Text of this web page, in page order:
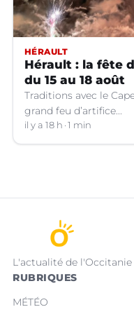
HÉRAULT
Hérault : la fête
du 15 au 18 août
Traditions avec le
grand feu d’artifice...
il y a 18 h 1 min
L'actualité de
RUBRIQUES
MÉTÉO